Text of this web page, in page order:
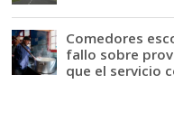
Comedores
fallo sobre
que el servicio